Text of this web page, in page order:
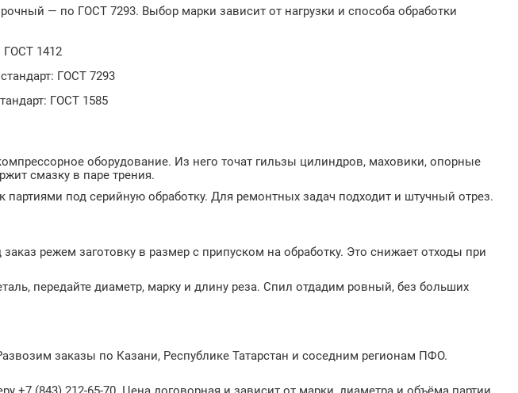
— по ГОСТ 7293. Выбор марки зависит от нагрузки и способа обработки
ГОСТ 1412
ГОСТ 7293
ГОСТ 1585
оборудование. Из него точат гильзы цилиндров, маховики, опорные
смазку в паре трения.
партиями под серийную обработку. Для ремонтных задач подходит и штучный отрез.
режем заготовку в размер с припуском на обработку. Это снижает отходы при
передайте диаметр, марку и длину реза. Спил отдадим ровный, без больших
заказы по Казани, Республике Татарстан и соседним регионам ПФО.